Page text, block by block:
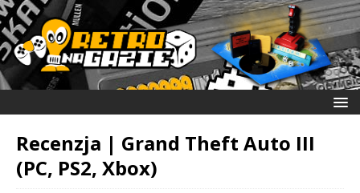
Recenzja | Grand Theft Auto III
(PC, PS2, Xbox)